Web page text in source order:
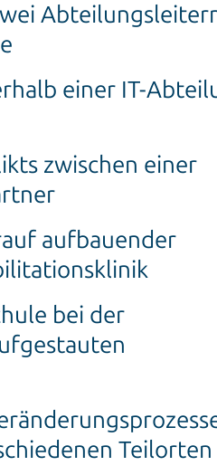
einer IT-
zwischen einer
aufbauender
bei der
Teilorten